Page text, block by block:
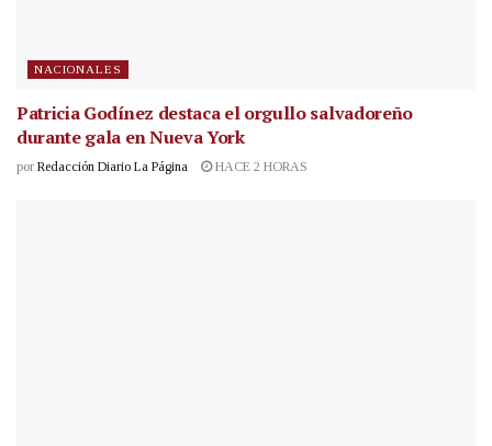
NACIONALES
Patricia Godínez destaca el orgullo salvadoreño
durante gala en Nueva York
por Redacción Diario La Página HACE 2 HORAS